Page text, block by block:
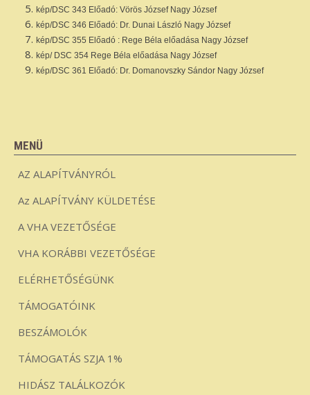
kép/DSC 343 Előadó: Vörös József Nagy József
kép/DSC 346 Előadó: Dr. Dunai László Nagy József
kép/DSC 355 Előadó : Rege Béla előadása Nagy József
kép/ DSC 354 Rege Béla előadása Nagy József
kép/DSC 361 Előadó: Dr. Domanovszky Sándor Nagy József
MENÜ
AZ ALAPÍTVÁNYRÓL
Az ALAPÍTVÁNY KÜLDETÉSE
A VHA VEZETŐSÉGE
VHA KORÁBBI VEZETŐSÉGE
ELÉRHETŐSÉGÜNK
TÁMOGATÓINK
BESZÁMOLÓK
TÁMOGATÁS SZJA 1%
HIDÁSZ TALÁLKOZÓK